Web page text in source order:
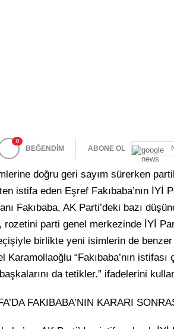
0
BEĞENDİM ABONE OL
doğru geri sayım sürerken
istifa eden Eşref Fakıbaba’nın İYİ
Fakıbaba, AK Parti’deki bazı
rozetini parti genel merkezinde İYİ
birlikte yeni isimlerin de
Karamollaoğlu “Fakıbaba’nın
da tetikler.” ifadelerini
FAKIBABA’NIN KARARI